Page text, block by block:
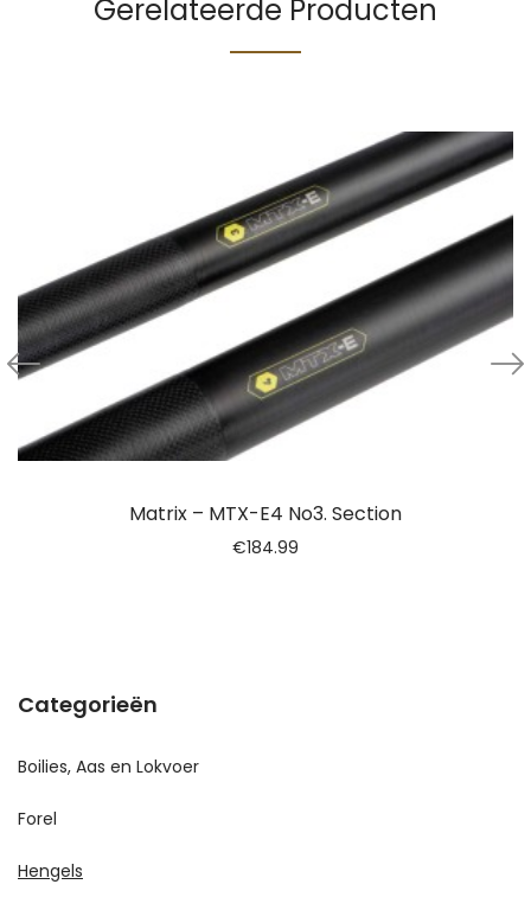
Gerelateerde Producten
Matrix – MTX-E4 No3. Section
€184.99
Categorieën
Boilies, Aas en Lokvoer
Forel
Hengels